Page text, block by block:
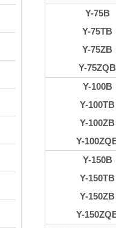
Y-75B
Y-75TB
Y-75ZB
Y-75ZQB
Y-100B
Y-100TB
Y-100ZB
Y-
Y-150B
Y-150TB
Y-150ZB
Y-